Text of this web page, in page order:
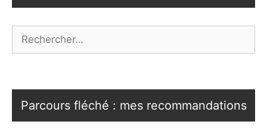
Parcours fléché : mes recommandations